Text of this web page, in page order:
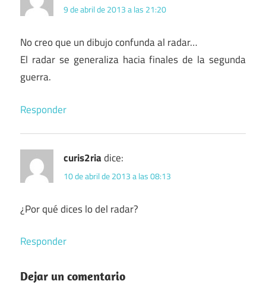
9 de abril de 2013 a las 21:20
No creo que un dibujo confunda al radar…
El radar se generaliza hacia finales de la segunda
guerra.
Responder
curis2riadice:
10 de abril de 2013 a las 08:13
¿Por qué dices lo del radar?
Responder
Dejar un comentario